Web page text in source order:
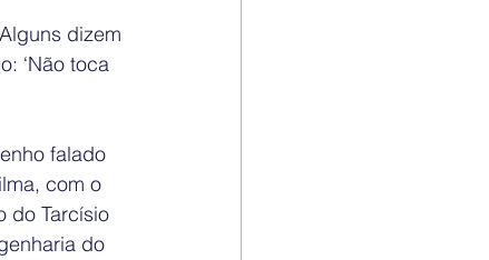
dizem
‘Não toca
falado
com o
do Tarcísio
do